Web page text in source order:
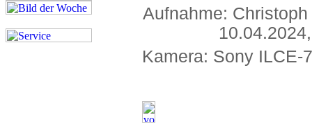
Aufnahme:
Kamera: Sony ILCE-